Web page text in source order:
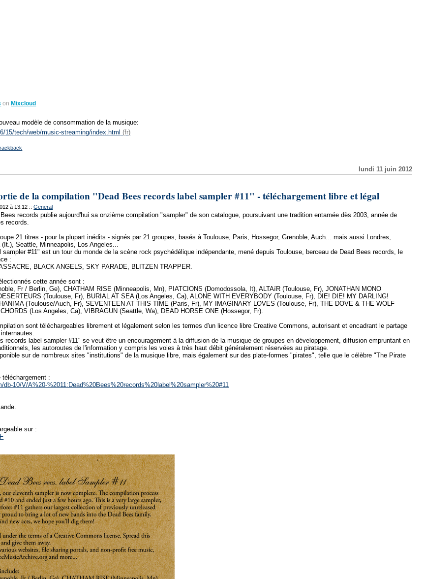
on Mixcloud
modèle de consommation de la musique:
15/tech/web/music-streaming/index.html
lundi 11 juin 2012
de la compilation "Dead Bees records label sampler #11" - téléchargement libre et légal
à 13:12 :: General
Bees records publie aujourd'hui sa onzième compilation "sampler" de son catalogue, poursuivant une tradition entamée dès 2003, année de
records.
21 titres - pour la plupart inédits - signés par 21 groupes, basés à Toulouse, Paris, Hossegor, Grenoble, Auch... mais aussi Londres,
Seattle, Minneapolis, Los Angeles...
sampler #11" est un tour du monde de la scène rock psychédélique indépendante, mené depuis Toulouse, berceau de Dead Bees records, le
:
BLACK ANGELS, SKY PARADE, BLITZEN TRAPPER.
cette année sont :
Fr / Berlin, Ge), CHATHAM RISE (Minneapolis, Mn), PIATCIONS (Domodossola, It), ALTAïR (Toulouse, Fr), JONATHAN MONO
(Toulouse, Fr), BURIAL AT SEA (Los Angeles, Ca), ALONE WITH EVERYBODY (Toulouse, Fr), DIE! DIE! MY DARLING!
(Toulouse/Auch, Fr), SEVENTEEN AT THIS TIME (Paris, Fr), MY IMAGINARY LOVES (Toulouse, Fr), THE DOVE & THE WOLF
(Los Angeles, Ca), VIBRAGUN (Seattle, Wa), DEAD HORSE ONE (Hossegor, Fr).
sont téléchargeables librement et légalement selon les termes d'un licence libre Creative Commons, autorisant et encadrant le partage
records label sampler #11" se veut être un encouragement à la diffusion de la musique de groupes en développement, diffusion empruntant en
les autoroutes de l'information y compris les voies à très haut débit généralement réservées au piratage.
sur de nombreux sites "institutions" de la musique libre, mais également sur des plate-formes "pirates", telle que le célèbre "The Pirate
téléchargement :
db-10/V/A%20-%2011:Dead%20Bees%20records%20label%20sampler%20#11
sur :